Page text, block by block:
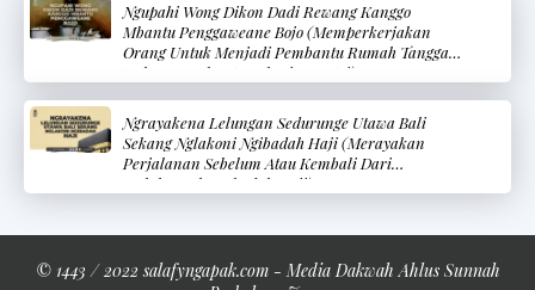
Ngupahi Wong Dikon Dadi Rewang Kanggo
Mbantu Penggaweane Bojo (Memperkerjakan
Orang Untuk Menjadi Pembantu Rumah Tangga
Dalam Membantu Pekerjaan Istri)
Ngrayakena Lelungan Sedurunge Utawa Bali
Sekang Nglakoni Ngibadah Haji (Merayakan
Perjalanan Sebelum Atau Kembali Dari
Melaksanakan Ibadah Haji)
© 1443 / 2022 salafyngapak.com - Media Dakwah Ahlus Sunnah